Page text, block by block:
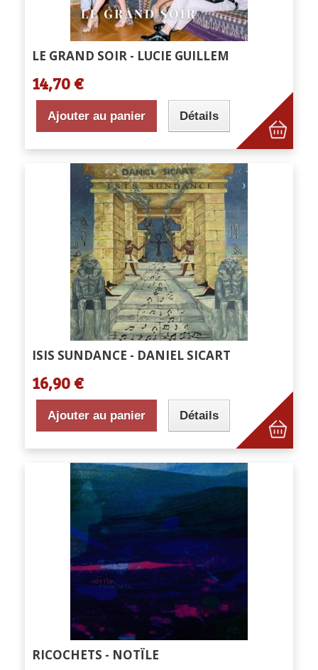
LE GRAND SOIR - LUCIE GUILLEM
14,70 €
Ajouter au panier Détails
ISIS SUNDANCE - DANIEL SICART
16,90 €
Ajouter au panier Détails
RICOCHETS - NOTÏLE